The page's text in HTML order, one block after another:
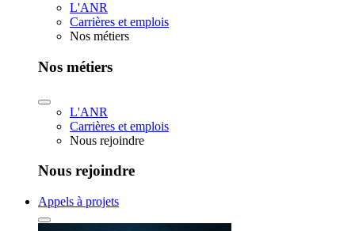
L'ANR
Carrières et emplois
Nos métiers
Nos métiers
L'ANR
Carrières et emplois
Nous rejoindre
Nous rejoindre
Appels à projets